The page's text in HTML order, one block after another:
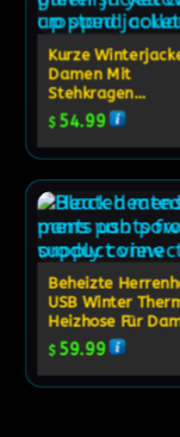
Kurze
Damen Mit
Stehkragen
$ 54.99
Beheizte
USB Winter
Heizhose Für
$ 59.99